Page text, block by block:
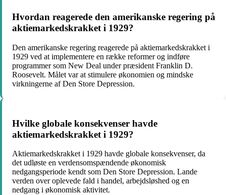
Hvordan reagerede den amerikanske regering på
aktiemarkedskrakket i 1929?
Den amerikanske regering reagerede på aktiemarkedskrakket i
1929 ved at implementere en række reformer og indføre
programmer som New Deal under præsident Franklin D.
Roosevelt. Målet var at stimulere økonomien og mindske
virkningerne af Den Store Depression.
Hvilke globale konsekvenser havde
aktiemarkedskrakket i 1929?
Aktiemarkedskrakket i 1929 havde globale konsekvenser, da
det udløste en verdensomspændende økonomisk
nedgangsperiode kendt som Den Store Depression. Lande
verden over oplevede fald i handel, arbejdsløshed og en
nedgang i økonomisk aktivitet.